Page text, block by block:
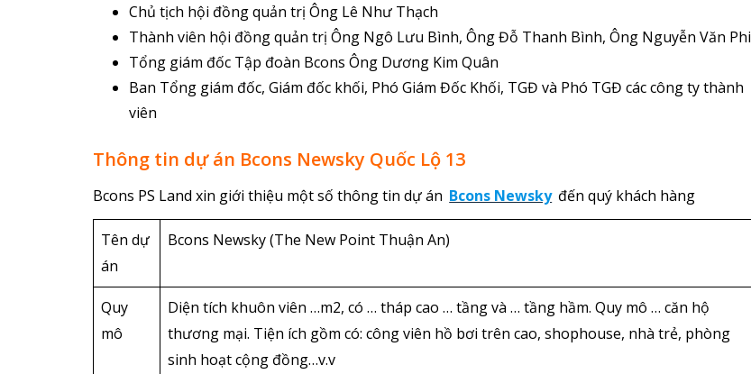
Chủ tịch hội đồng quản trị Ông Lê Như Thạch
Thành viên hội đồng quản trị Ông Ngô Lưu Bình, Ông Đỗ Thanh Bình, Ông Nguyễn Văn Phi
Tổng giám đốc Tập đoàn Bcons Ông Dương Kim Quân
Ban Tổng giám đốc, Giám đốc khối, Phó Giám Đốc Khối, TGĐ và Phó TGĐ các công ty thành
viên
Thông tin dự án Bcons Newsky Quốc Lộ 13
Bcons PS Land xin giới thiệu một số thông tin dự án Bcons Newsky đến quý khách hàng
Tên dự
án
Bcons Newsky (The New Point Thuận An)
Quy
mô
Diện tích khuôn viên …m2, có … tháp cao … tầng và … tầng hầm. Quy mô … căn hộ
thương mại. Tiện ích gồm có: công viên hồ bơi trên cao, shophouse, nhà trẻ, phòng
sinh hoạt cộng đồng…v.v